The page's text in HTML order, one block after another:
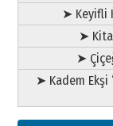
➤ Keyifli
➤
➤
➤ Kadem Ekşi